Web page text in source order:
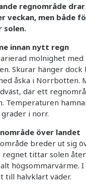
regnområde
veckan, men både
solen.
innan nytt regn
molnighet med
Skurar hänger
åska i Norrbotten.
där ett
Temperaturen
i norr.
över landet
breder ut sig
regnet tittar solen
högsommarvärme.
till halvklart väder.